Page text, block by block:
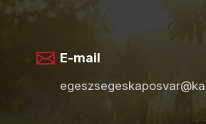
E-mail